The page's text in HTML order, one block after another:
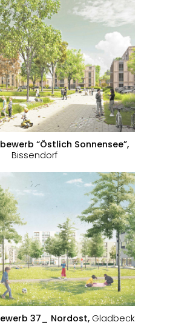
“Östlich Sonnensee”,
Bissendorf
37_ Nordost, Gladbeck